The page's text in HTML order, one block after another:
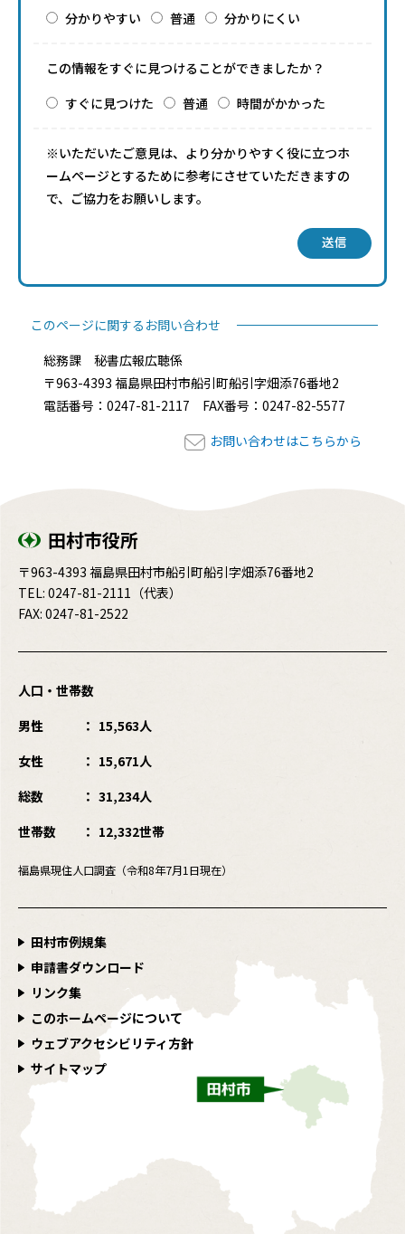
分かりやすい
普通 分かりにくい
この情報をすぐに見つけることができましたか？
すぐに見つけた
普通 時間がかかった
※いただいたご意見は、より分かりやすく役に立つホ
ームページとするために参考にさせていただきますの
で、ご協力をお願いします。
送信
このページに関するお問い合わせ
総務課 秘書広報広聴係
〒963-4393 福島県田村市船引町船引字畑添76番地2
電話番号：0247-81-2117 FAX番号：0247-82-5577
お問い合わせはこちらから
田村市役所
〒963-4393 福島県田村市船引町船引字畑添76番地2
TEL: 0247-81-2111 （代表）
FAX: 0247-81-2522
人口・世帯数
男性
15,563人
女性
15,671人
総数
31,234人
世帯数
12,332世帯
福島県現住人口調査（令和8年7月1日現在）
田村市例規集
申請書ダウンロード
リンク集
このホームページについて
ウェブアクセシビリティ方針
サイトマップ